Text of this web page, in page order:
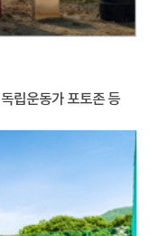
립운동가 포토존 등